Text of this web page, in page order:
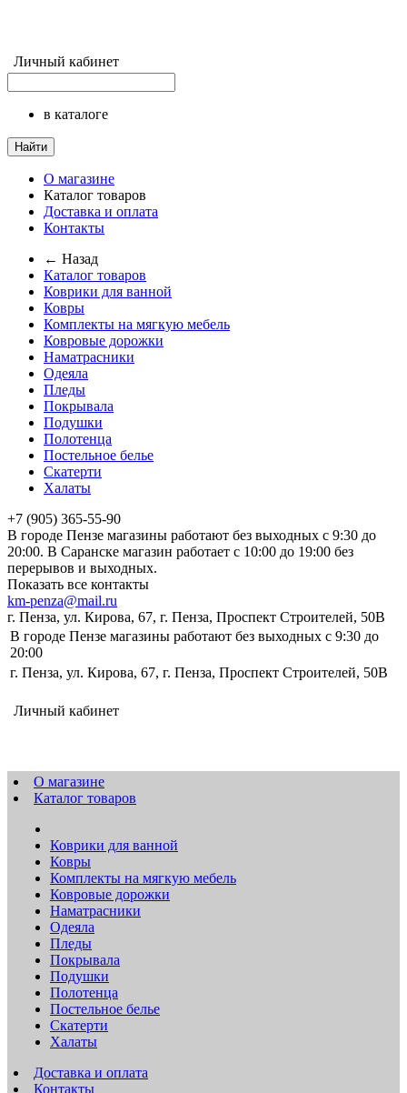
Личный кабинет
в каталоге
Найти
О магазине
Каталог товаров
Доставка и оплата
Контакты
← Назад
Каталог товаров
Коврики для ванной
Ковры
Комплекты на мягкую мебель
Ковровые дорожки
Наматрасники
Одеяла
Пледы
Покрывала
Подушки
Полотенца
Постельное белье
Скатерти
Халаты
+7 (905) 365-55-90
В городе Пензе магазины работают без выходных с 9:30 до
20:00. В Саранске магазин работает с 10:00 до 19:00 без
перерывов и выходных.
Показать все контакты
km-penza@mail.ru
г. Пенза, ул. Кирова, 67, г. Пенза, Проспект Строителей, 50В
В городе Пензе магазины работают без выходных с 9:30 до
20:00
г. Пенза, ул. Кирова, 67, г. Пенза, Проспект Строителей, 50В
Личный кабинет
О магазине
Каталог товаров
Коврики для ванной
Ковры
Комплекты на мягкую мебель
Ковровые дорожки
Наматрасники
Одеяла
Пледы
Покрывала
Подушки
Полотенца
Постельное белье
Скатерти
Халаты
Доставка и оплата
Контакты